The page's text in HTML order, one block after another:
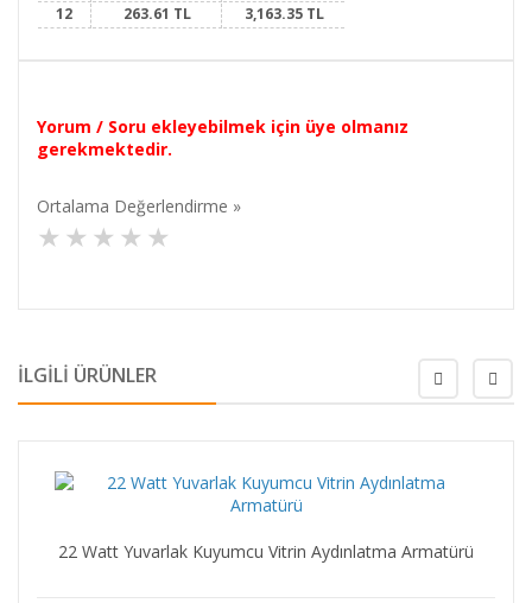
12
263.61 TL 3,163.35 TL
Yorum / Soru ekleyebilmek için üye olmanız
gerekmektedir.
Ortalama Değerlendirme »
İLGİLİ ÜRÜNLER
22 Watt Yuvarlak Kuyumcu Vitrin Aydınlatma Armatürü